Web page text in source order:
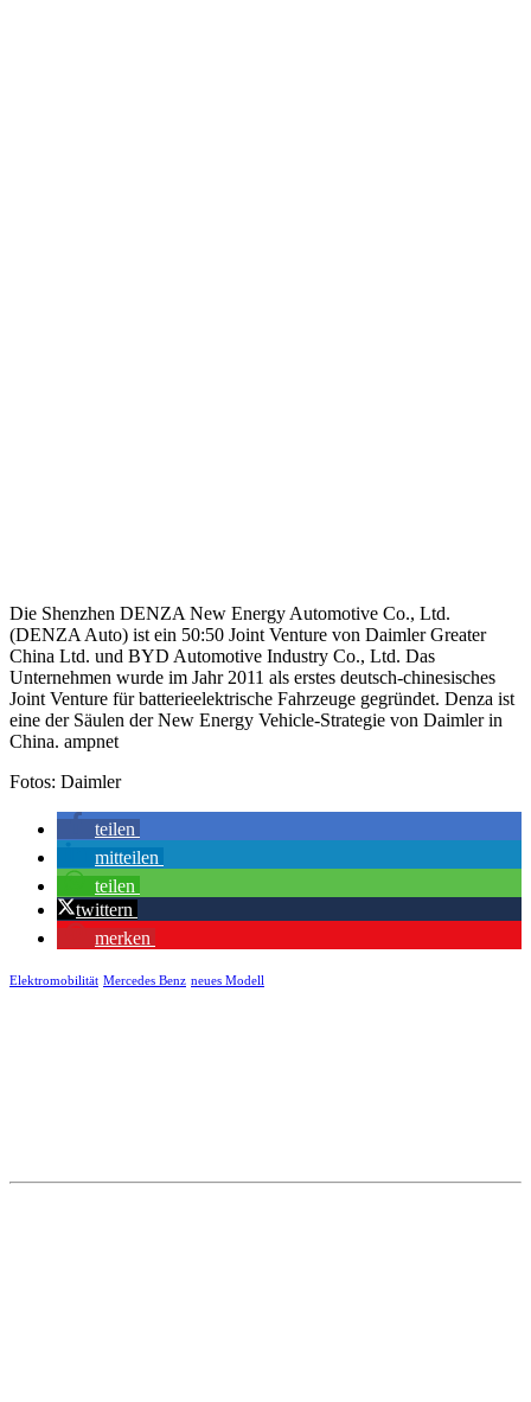
Die Shenzhen DENZA New Energy Automotive Co., Ltd.
(DENZA Auto) ist ein 50:50 Joint Venture von Daimler Greater
China Ltd. und BYD Automotive Industry Co., Ltd. Das
Unternehmen wurde im Jahr 2011 als erstes deutsch-chinesisches
Joint Venture für batterieelektrische Fahrzeuge gegründet. Denza ist
eine der Säulen der New Energy Vehicle-Strategie von Daimler in
China. ampnet
Fotos: Daimler
teilen
mitteilen
teilen
twittern
merken
Elektromobilität Mercedes Benz neues Modell